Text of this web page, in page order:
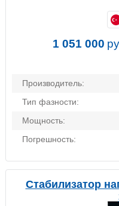
Производитель:
Тип фазности:
Мощность:
Погрешность:
1 051 000
Стабилизатор